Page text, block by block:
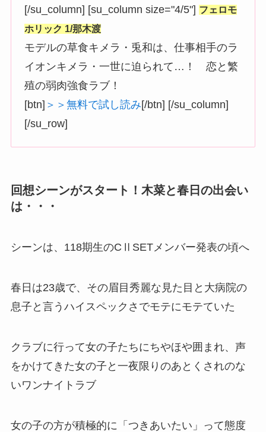
[/su_column] [su_column size="4/5"] フェロモ
ホリック 1/那木渡
モデルの草食キメラ・兎和は、仕事相手のラ
イオンキメラ・一世に迫られて…！ 恋と繁
殖の弱肉強食ラブ！
[btn] ＞＞無料で試し読み[/btn] [/su_column]
[/su_row]
回想シーンがスタート！木菜と春日の出会い
は・・・
シーンは、118期生のCⅡSETメンバー発表の頃へ
春日は23歳で、その眉目秀麗な見た目と大病院の
息子と言うハイスペックさでモテにモテていた
クラブに行って女の子たちにちやほや囲まれ、声
をかけてきた女の子と一夜限りのあとくされのな
いワンナイトラブ
女の子の方が積極的に「つきあいたい」って態度